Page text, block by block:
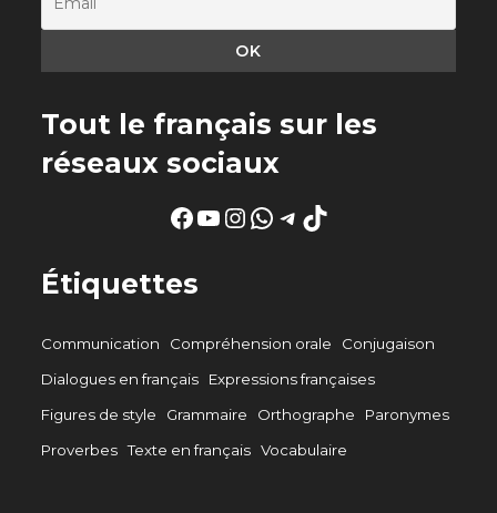
Tout le français sur les
réseaux sociaux
Facebook
YouTube
Instagram
WhatsApp
Telegram
TikTok
Étiquettes
Communication Compréhension orale
Conjugaison
Dialogues en français
Expressions françaises
Figures de style
Grammaire Orthographe
Paronymes
Proverbes Texte en français Vocabulaire